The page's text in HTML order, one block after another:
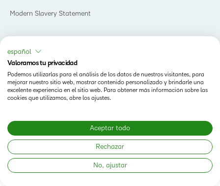
Modern Slavery Statement
español
Valoramos tu privacidad
Podemos utilizarlas para el análisis de los datos de nuestros visitantes, para
mejorar nuestro sitio web, mostrar contenido personalizado y brindarle una
excelente experiencia en el sitio web. Para obtener más información sobre las
cookies que utilizamos, abre los ajustes.
Aceptar todo
Rechazar
No, ajustar